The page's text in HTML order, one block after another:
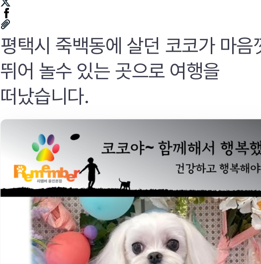
평택시 죽백동에 살던 코코가 마음
뛰어 놀수 있는 곳으로 여행을
떠났습니다.